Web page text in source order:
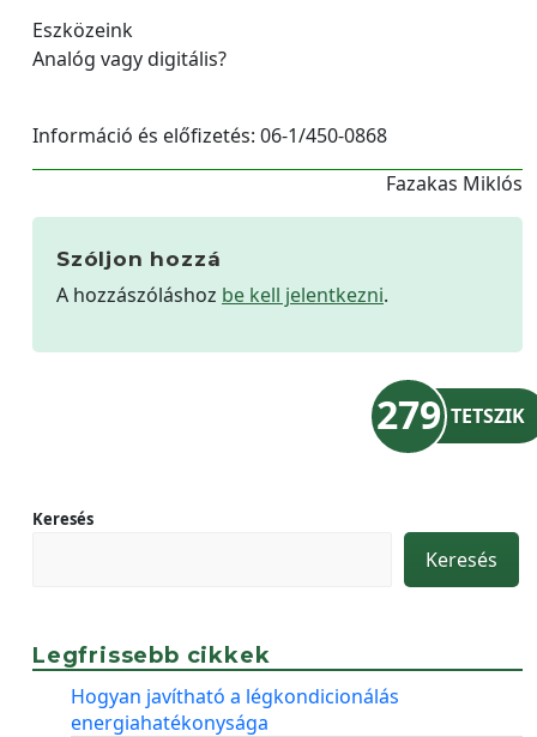
Eszközeink
Analóg vagy digitális?
Információ és előfizetés: 06-1/450-0868
Fazakas Miklós
Szóljon hozzá
A hozzászóláshoz be kell jelentkezni.
279 TETSZIK
Keresés
Keresés
Legfrissebb cikkek
Hogyan javítható a légkondicionálás
energiahatékonysága